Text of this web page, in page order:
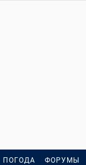
ПОГОДА ФОРУМЫ